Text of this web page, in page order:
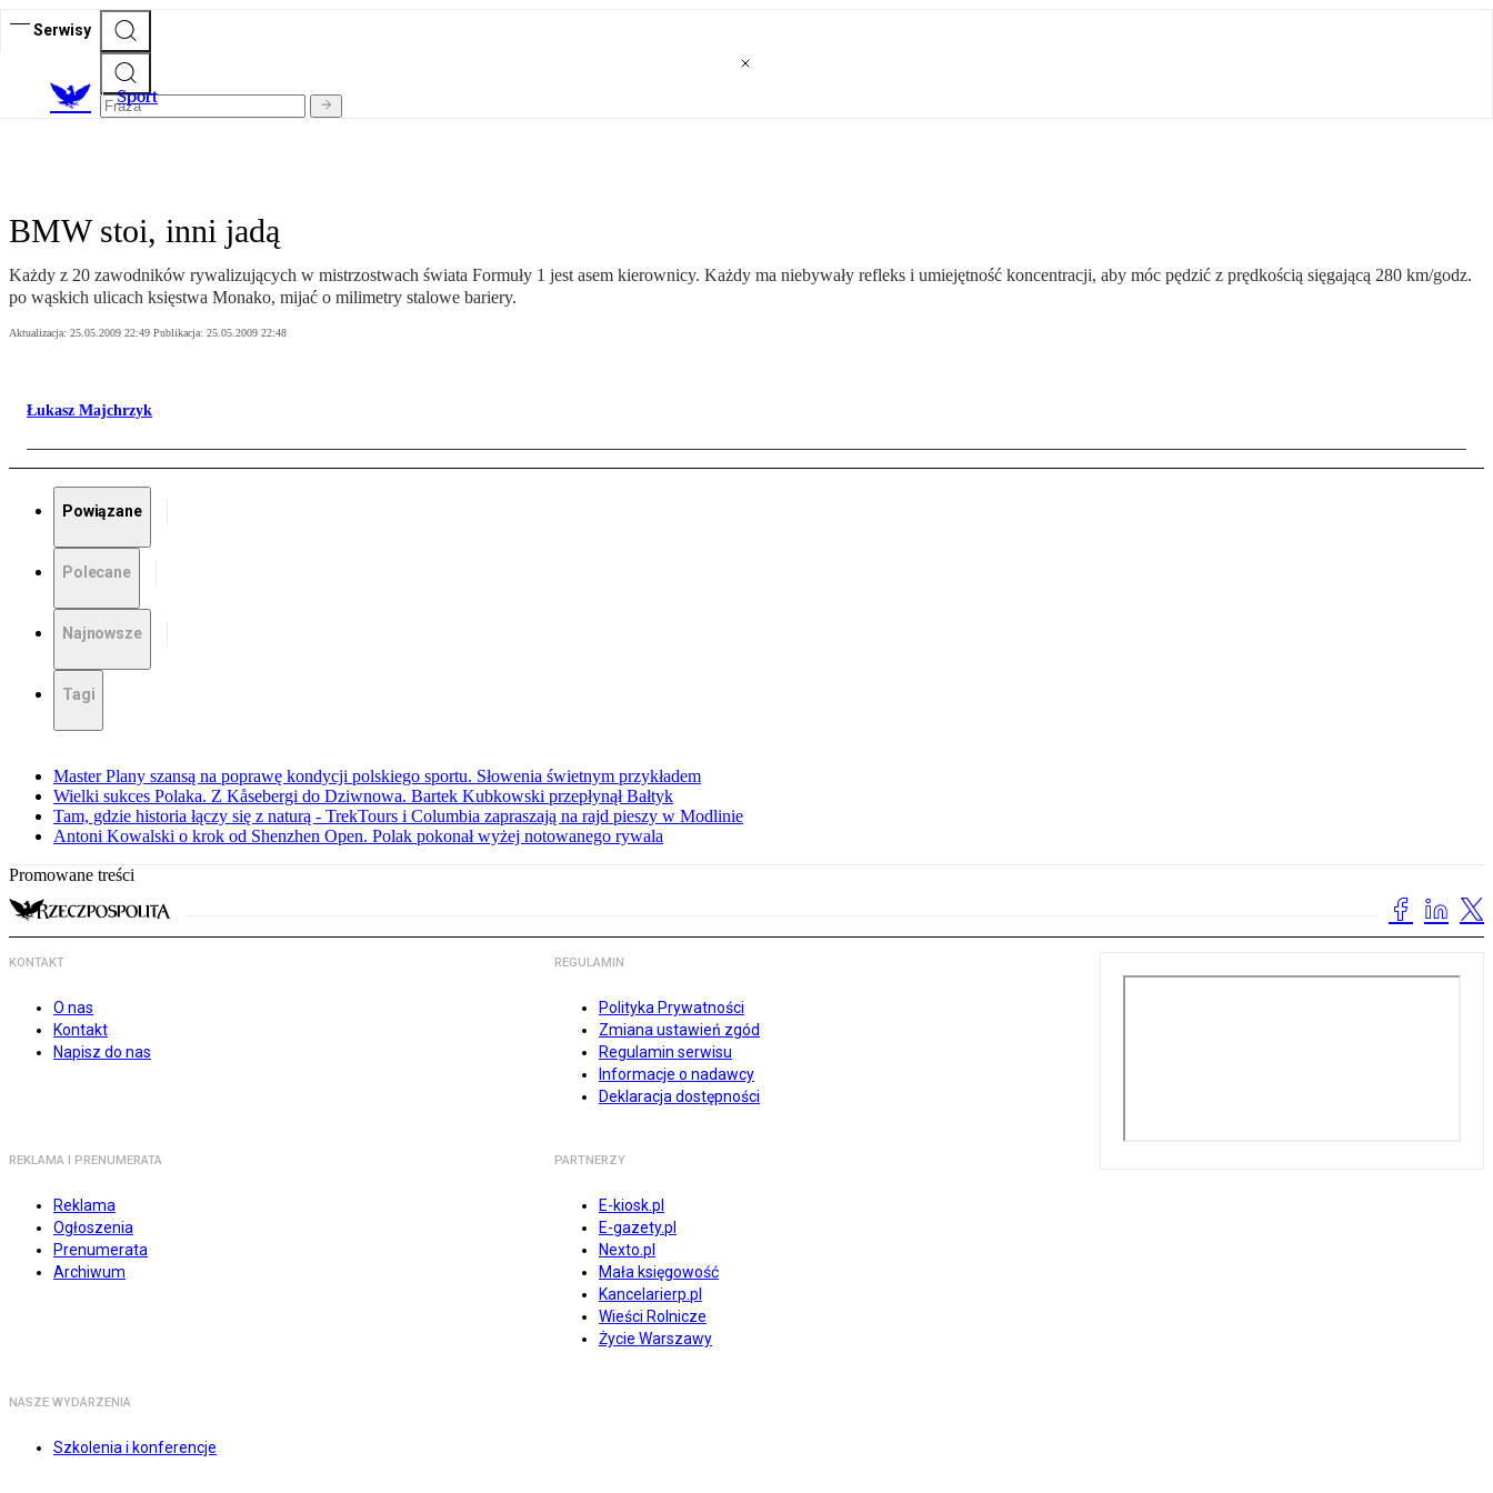
Serwisy
Sport
BMW stoi, inni jadą
Każdy z 20 zawodników rywalizujących w mistrzostwach świata Formuły 1 jest asem kierownicy. Każdy ma niebywały refleks i umiejętność koncentracji, aby móc pędzić z prędkością sięgającą 280 km/godz.
po wąskich ulicach księstwa Monako, mijać o milimetry stalowe bariery.
Aktualizacja: 25.05.2009 22:49 Publikacja: 25.05.2009 22:48
Łukasz Majchrzyk
Powiązane
Polecane
Najnowsze
Tagi
Master Plany szansą na poprawę kondycji polskiego sportu. Słowenia świetnym przykładem
Wielki sukces Polaka. Z Kåsebergi do Dziwnowa. Bartek Kubkowski przepłynął Bałtyk
Tam, gdzie historia łączy się z naturą - TrekTours i Columbia zapraszają na rajd pieszy w Modlinie
Antoni Kowalski o krok od Shenzhen Open. Polak pokonał wyżej notowanego rywala
Promowane treści
KONTAKT
O nas
Kontakt
Napisz do nas
REGULAMIN
Polityka Prywatności
Zmiana ustawień zgód
Regulamin serwisu
Informacje o nadawcy
Deklaracja dostępności
REKLAMA I PRENUMERATA
Reklama
Ogłoszenia
Prenumerata
Archiwum
PARTNERZY
E-kiosk.pl
E-gazety.pl
Nexto.pl
Mała księgowość
Kancelarierp.pl
Wieści Rolnicze
Życie Warszawy
NASZE WYDARZENIA
Szkolenia i konferencje